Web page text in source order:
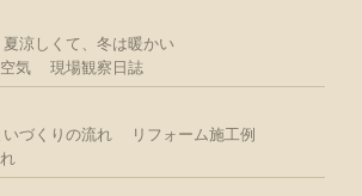
夏涼しくて、冬は暖かい
気
現場観察日誌
いづくりの流れ
リフォーム施工例